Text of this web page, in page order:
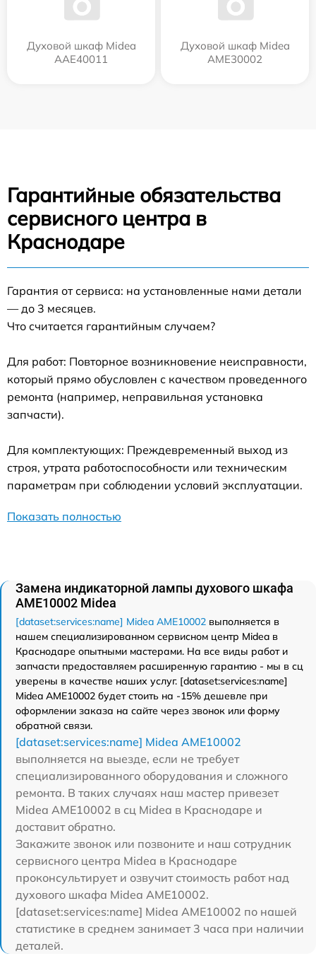
Духовой шкаф Midea
AAE40011
Духовой шкаф Midea
AME30002
Гарантийные обязательства
сервисного центра в
Краснодаре
Гарантия от сервиса: на установленные нами детали
— до 3 месяцев.
Что считается гарантийным случаем?
Для работ: Повторное возникновение неисправности,
который прямо обусловлен с качеством проведенного
ремонта (например, неправильная установка
запчасти).
Для комплектующих: Преждевременный выход из
строя, утрата работоспособности или техническим
параметрам при соблюдении условий эксплуатации.
Показать полностью
Замена индикаторной лампы духового шкафа
AME10002 Midea
[dataset:services:name] Midea AME10002 выполняется в
нашем специализированном сервисном центр Midea в
Краснодаре опытными мастерами. На все виды работ и
запчасти предоставляем расширенную гарантию - мы в сц
уверены в качестве наших услуг. [dataset:services:name]
Midea AME10002 будет стоить на -15% дешевле при
оформлении заказа на сайте через звонок или форму
обратной связи.
[dataset:services:name] Midea AME10002
выполняется на выезде, если не требует
специализированного оборудования и сложного
ремонта. В таких случаях наш мастер привезет
Midea AME10002 в сц Midea в Краснодаре и
доставит обратно.
Закажите звонок или позвоните и наш сотрудник
сервисного центра Midea в Краснодаре
проконсультирует и озвучит стоимость работ над
духового шкафа Midea AME10002.
[dataset:services:name] Midea AME10002 по нашей
статистике в среднем занимает 3 часа при наличии
деталей.